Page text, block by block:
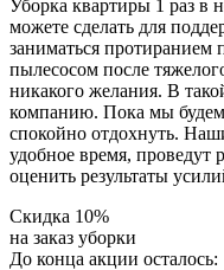
Уборка квартиры 1 раз
можете сделать для
заниматься
пылесосом после
никакого желания. В
компанию. Пока мы
спокойно отдохнуть.
удобное время, проведут
оценить результаты
Скидка 10%
на заказ уборки
До конца акции осталось: